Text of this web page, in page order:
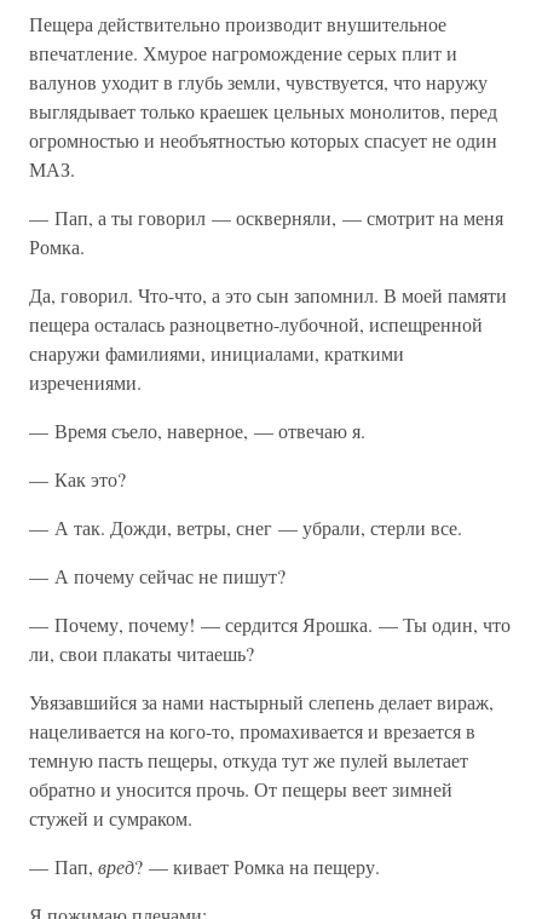
Пещера действительно производит внушительное
впечатление. Хмурое нагромождение серых плит и
валунов уходит в глубь земли, чувствуется, что наружу
выглядывает только краешек цельных монолитов, перед
огромностью и необъятностью которых спасует не один
МАЗ.
— Пап, а ты говорил — оскверняли, — смотрит на меня
Ромка.
Да, говорил. Что-что, а это сын запомнил. В моей памяти
пещера осталась разноцветно-лубочной, испещренной
снаружи фамилиями, инициалами, краткими
изречениями.
— Время съело, наверное, — отвечаю я.
— Как это?
— А так. Дожди, ветры, снег — убрали, стерли все.
— А почему сейчас не пишут?
— Почему, почему! — сердится Ярошка. — Ты один, что
ли, свои плакаты читаешь?
Увязавшийся за нами настырный слепень делает вираж,
нацеливается на кого-то, промахивается и врезается в
темную пасть пещеры, откуда тут же пулей вылетает
обратно и уносится прочь. От пещеры веет зимней
стужей и сумраком.
— Пап, вред? — кивает Ромка на пещеру.